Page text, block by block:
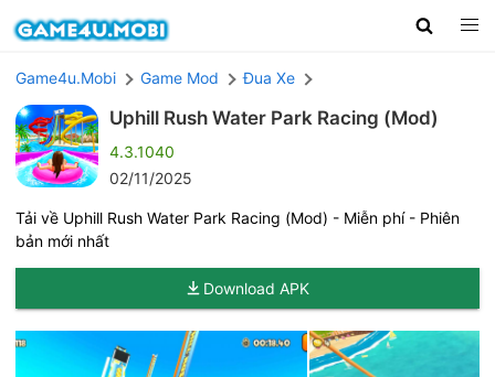
Game4u.Mobi Game Mod Đua Xe
Uphill Rush Water Park Racing (Mod)
4.3.1040
02/11/2025
Tải về Uphill Rush Water Park Racing (Mod) - Miễn phí - Phiên
bản mới nhất
Download APK